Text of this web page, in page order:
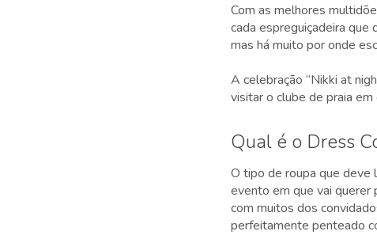
Com as melhores
cada espreguiçadeira
mas há muito por onde
A celebração “Nikki at
visitar o clube de praia
Qual é o Dress
O tipo de roupa que deve
evento em que vai querer
com muitos dos
perfeitamente penteado